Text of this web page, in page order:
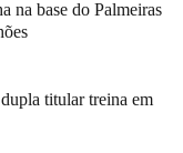
na base do Palmeiras
titular treina em